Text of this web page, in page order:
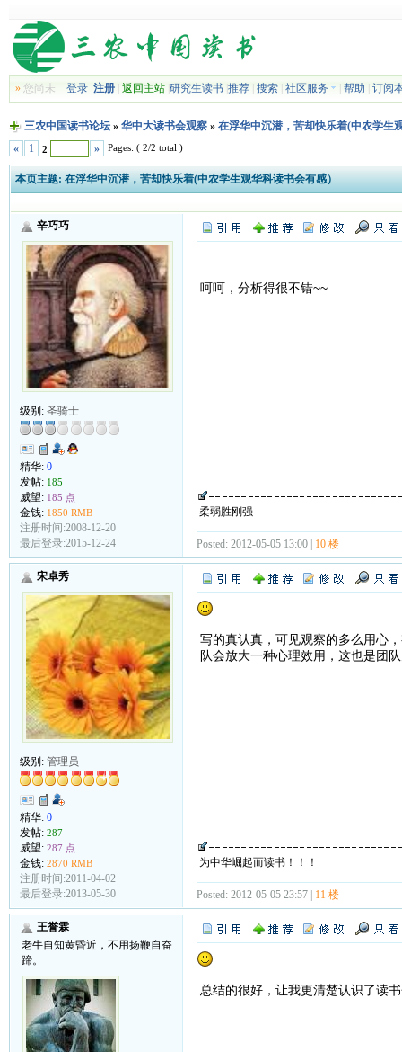
»您尚未 登录 注册| 返回主站| 研究生读书| 推荐| 搜索| 社区服务 帮助 订阅
三农中国读书论坛» 华中大读书会观察» 在浮华中沉潜，苦却快乐着(中农学生
«
1 2 » Pages: ( 2/2 total )
本页主题: 在浮华中沉潜，苦却快乐着(中农学生观华科读书会有感）
辛巧巧
级别: 圣骑士
精华: 0
发帖: 185
威望: 185 点
金钱: 1850 RMB
注册时间:2008-12-20
最后登录:2015-12-24
呵呵，分析得很不错~~
柔弱胜刚强
Posted: 2012-05-05 13:00 | 10 楼
宋卓秀
级别: 管理员
精华: 0
发帖: 287
威望: 287 点
金钱: 2870 RMB
注册时间:2011-04-02
最后登录:2013-05-30
写的真认真，可见观察的多么用心
队会放大一种心理效用，这也是团
为中华崛起而读书！！！
Posted: 2012-05-05 23:57 | 11 楼
王誉霖
老牛自知黄昏近，不用扬鞭自奋
蹄。
总结的很好，让我更清楚认识了读